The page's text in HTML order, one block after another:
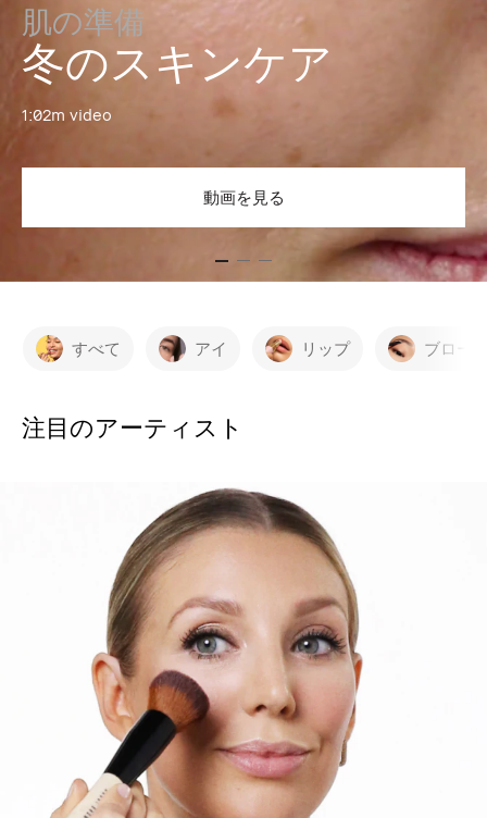
肌の準備
冬のスキンケア
1:02m video
動画を見る
すべて アイ リップ ブロー
注目のアーティスト